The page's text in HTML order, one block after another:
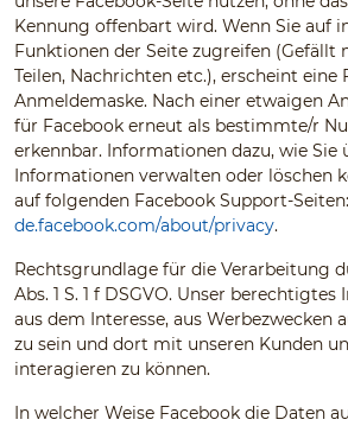
Kennung offenbart wird. Wenn Sie auf
Funktionen der Seite zugreifen (Gefällt
Teilen, Nachrichten etc.), erscheint eine
Anmeldemaske. Nach einer etwaigen
für Facebook erneut als bestimmte/r
erkennbar. Informationen dazu, wie Sie
Informationen verwalten oder löschen
auf folgenden Facebook Support-Seiten:
de.facebook.com/about/privacy.
Rechtsgrundlage für die Verarbeitung
Abs. 1 S. 1 f DSGVO. Unser
aus dem Interesse, aus Werbezwecken
zu sein und dort mit unseren Kunden
interagieren zu können.
In welcher Weise Facebook die Daten